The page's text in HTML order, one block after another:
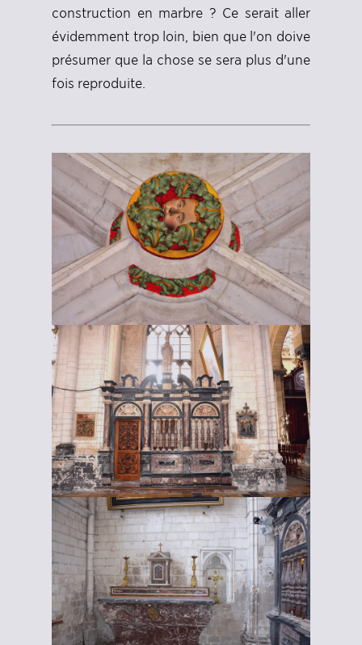
construction en marbre ? Ce serait aller
évidemment trop loin, bien que l'on doive
présumer que la chose se sera plus d'une
fois reproduite.